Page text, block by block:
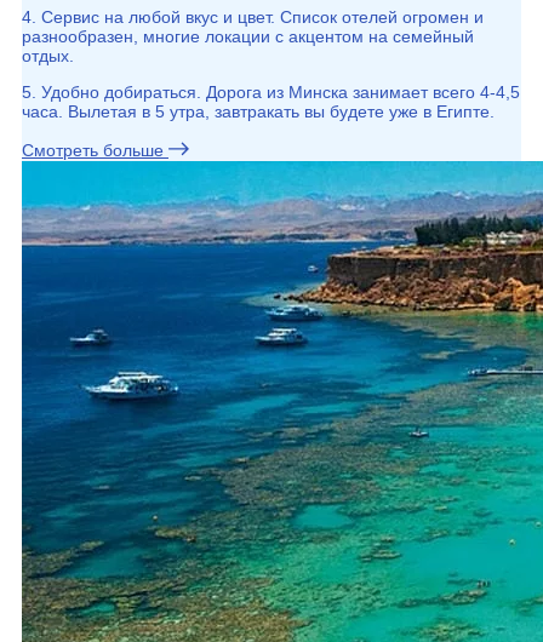
4. Сервис на любой вкус и цвет. Список отелей огромен и
разнообразен, многие локации с акцентом на семейный
отдых.
5. Удобно добираться. Дорога из Минска занимает всего 4-4,5
часа. Вылетая в 5 утра, завтракать вы будете уже в Египте.
Смотреть больше